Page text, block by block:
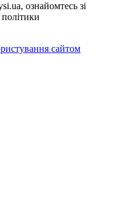
ознайомтесь зі
сайтом